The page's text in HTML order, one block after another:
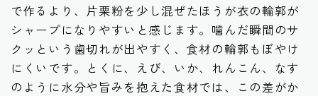
で作るより、片栗粉を少し混ぜたほうが衣の輪郭が
シャープになりやすいと感じます。噛んだ瞬間のサ
クッという歯切れが出やすく、食材の輪郭もぼやけ
にくいです。とくに、えび、いか、れんこん、なす
のように水分や旨みを抱えた食材では、この差がか